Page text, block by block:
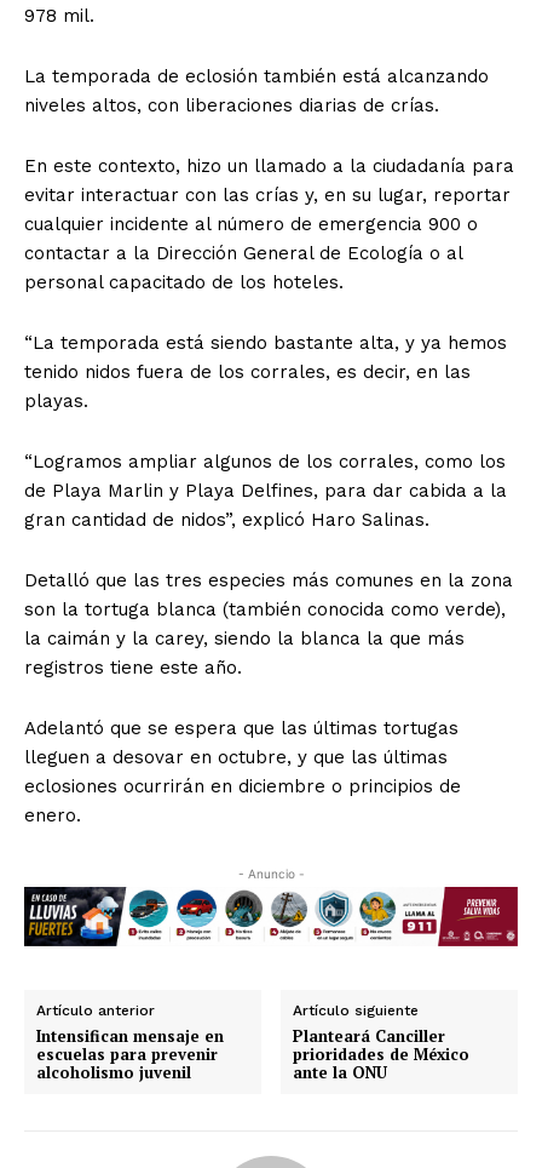
978 mil.
La temporada de eclosión también está alcanzando
niveles altos, con liberaciones diarias de crías.
En este contexto, hizo un llamado a la ciudadanía para
evitar interactuar con las crías y, en su lugar, reportar
cualquier incidente al número de emergencia 900 o
contactar a la Dirección General de Ecología o al
personal capacitado de los hoteles.
“La temporada está siendo bastante alta, y ya hemos
tenido nidos fuera de los corrales, es decir, en las
playas.
“Logramos ampliar algunos de los corrales, como los
de Playa Marlin y Playa Delfines, para dar cabida a la
gran cantidad de nidos”, explicó Haro Salinas.
Detalló que las tres especies más comunes en la zona
son la tortuga blanca (también conocida como verde),
la caimán y la carey, siendo la blanca la que más
registros tiene este año.
Adelantó que se espera que las últimas tortugas
lleguen a desovar en octubre, y que las últimas
eclosiones ocurrirán en diciembre o principios de
enero.
- Anuncio -
Artículo anterior
Intensifican mensaje en
escuelas para prevenir
alcoholismo juvenil
Artículo siguiente
Planteará Canciller
prioridades de México
ante la ONU